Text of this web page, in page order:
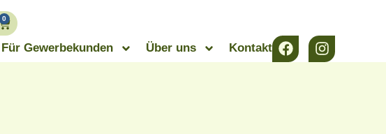
0
Für Gewerbekunden Über uns Kontakt